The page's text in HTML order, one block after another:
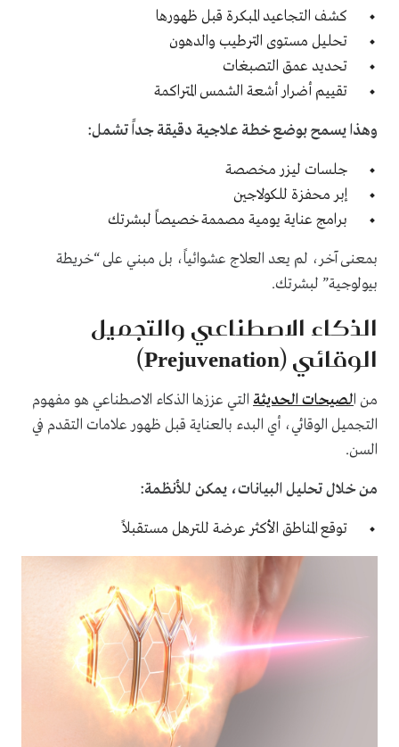
كشف التجاعيد المبكرة قبل ظهورها
تحليل مستوى الترطيب والدهون
تحديد عمق التصبغات
تقييم أضرار أشعة الشمسالمتراكمة
وهذا يسمح بوضع خطة علاجية دقيقة جداً تشمل:
جلسات ليزر مخصصة
إبر محفزة للكولاجين
برامج عناية يومية مصممة خصيصاً لبشرتك
بمعنى آخر، لم يعد العلاج عشوائياً، بل مبني على “خريطة
بيولوجية” لبشرتك.
الذكاء الاصطناعي والتجميل
الوقائي (Prejuvenation)
من الصيحات الحديثة التي عززها الذكاء الاصطناعي هو مفهوم
التجميل الوقائي، أي البدء بالعناية قبل ظهور علامات التقدم في
السن.
من خلال تحليل البيانات، يمكن للأنظمة:
توقع المناطق الأكثر عرضة للترهل مستقبلاً